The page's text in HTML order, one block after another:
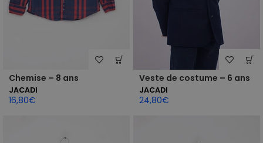
Chemise – 8 ans
JACADI
16,80€
Veste de costume – 6 ans
JACADI
24,80€